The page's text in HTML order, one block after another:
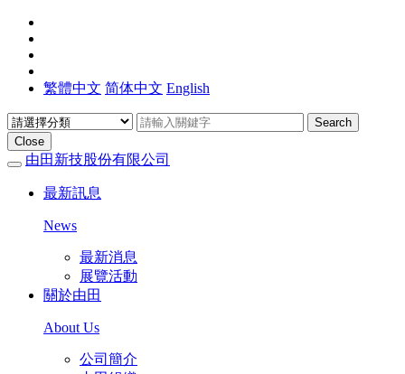
繁體中文 简体中文 English
Search
Close
由田新技股份有限公司
最新訊息
News
最新消息
展覽活動
關於由田
About Us
公司簡介